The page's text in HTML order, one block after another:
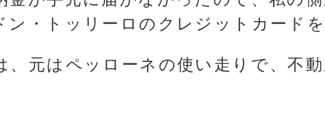
ン・トッリーロのクレジットカード
、元はペッローネの使い走りで、不